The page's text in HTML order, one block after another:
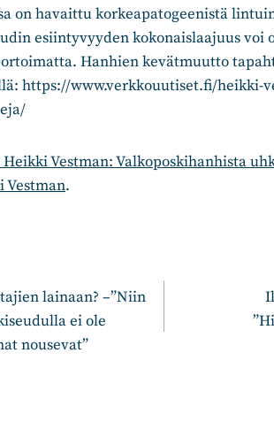
on havaittu korkeapatogeenistä
esiintyvyyden kokonaislaajuus voi
Hanhien kevätmuutto
https://www.verkkouutiset.fi/heikki-
Vestman: Valkoposkihanhista
Vestman.
lainaan? –”Niin
ei ole
nousevat”